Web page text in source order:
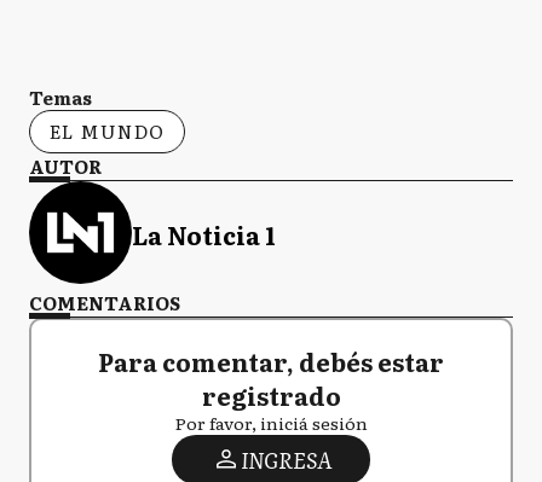
Temas
EL MUNDO
AUTOR
La Noticia 1
COMENTARIOS
Para comentar, debés estar
registrado
Por favor, iniciá sesión
INGRESA